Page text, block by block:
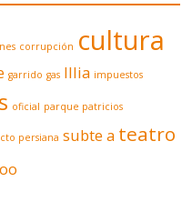
corrupción cultura
garrido gas Illia impuestos
oficial parque patricios
persiana subte a teatro